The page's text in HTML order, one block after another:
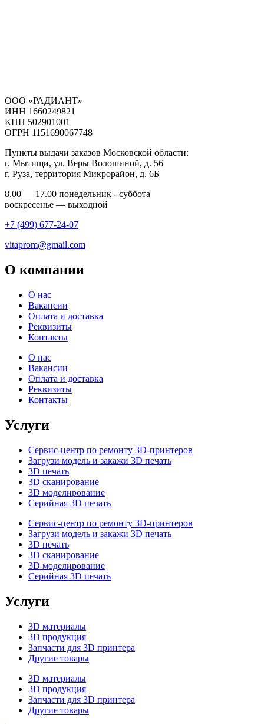
ООО «РАДИАНТ»
ИНН 1660249821
КПП 502901001
ОГРН 1151690067748
Пункты выдачи заказов Московской области:
г. Мытищи, ул. Веры Волошиной, д. 56
г. Руза, территория Микрорайон, д. 6Б
8.00 — 17.00 понедельник - суббота
воскресенье — выходной
+7 (499) 677-24-07
vitaprom@gmail.com
О компании
О нас
Вакансии
Оплата и доставка
Реквизиты
Контакты
О нас
Вакансии
Оплата и доставка
Реквизиты
Контакты
Услуги
Сервис-центр по ремонту 3D-принтеров
Загрузи модель и закажи 3D печать
3D печать
3D сканирование
3D моделирование
Серийная 3D печать
Сервис-центр по ремонту 3D-принтеров
Загрузи модель и закажи 3D печать
3D печать
3D сканирование
3D моделирование
Серийная 3D печать
Услуги
3D материалы
3D продукция
Запчасти для 3D принтера
Другие товары
3D материалы
3D продукция
Запчасти для 3D принтера
Другие товары